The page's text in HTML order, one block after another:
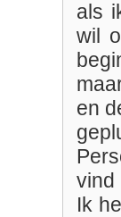
als
wil
en
vind
Ik